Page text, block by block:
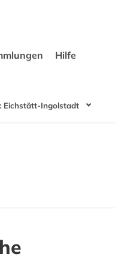
Hilfe
Eichstätt-Ingolstadt